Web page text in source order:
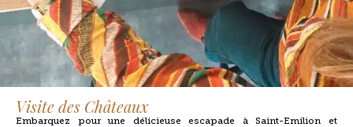
Visite des Châteaux
Embarquez pour une délicieuse escapade à Saint-Emilion et